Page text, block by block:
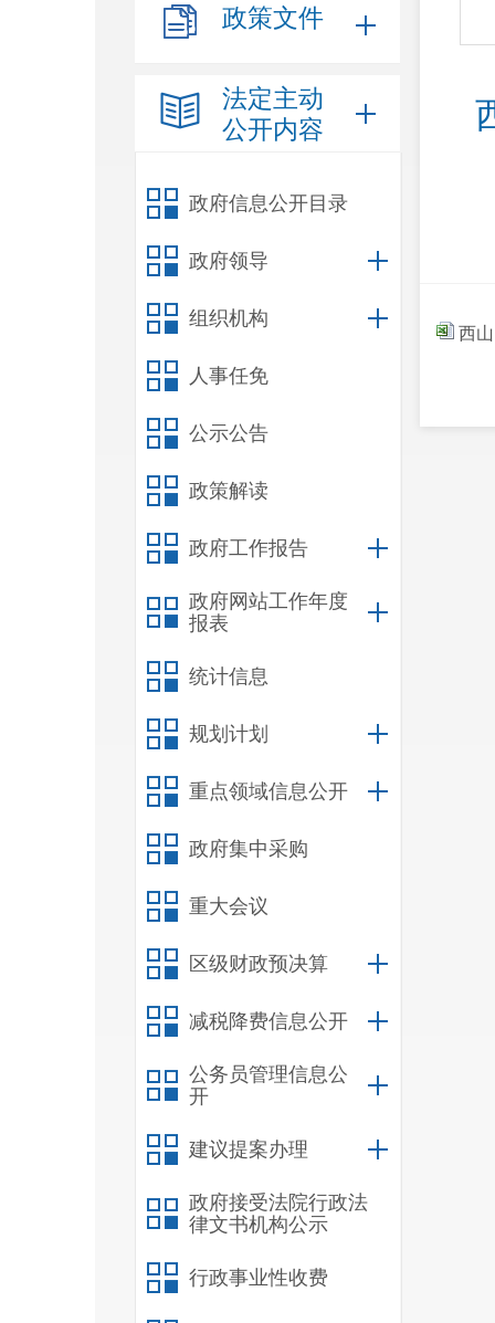
政策文件
法定主动
公开内容
政府信息公开目录
政府领导
组织机构
人事任免
公示公告
政策解读
政府工作报告
政府网站工作年度
报表
统计信息
规划计划
重点领域信息公开
政府集中采购
重大会议
区级财政预决算
减税降费信息公开
公务员管理信息公
开
建议提案办理
政府接受法院行政法
律文书机构公示
行政事业性收费
西